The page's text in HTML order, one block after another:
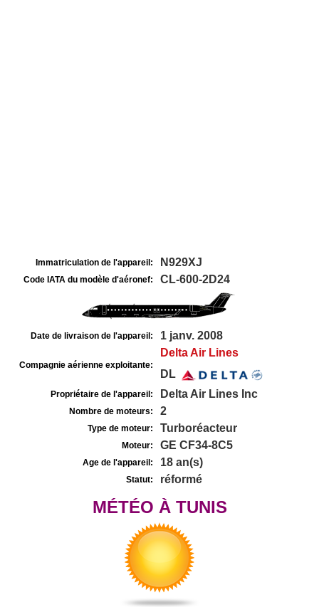
Immatriculation de l'appareil: N929XJ
Code IATA du modèle d'aéronef: CL-600-2D24
Date de livraison de l'appareil: 1 janv. 2008
Compagnie aérienne exploitante:
Delta Air Lines
DL
Propriétaire de l'appareil: Delta Air Lines Inc
Nombre de moteurs: 2
Type de moteur: Turboréacteur
Moteur: GE CF34-8C5
Age de l'appareil: 18 an(s)
Statut: réformé
MÉTÉO À TUNIS